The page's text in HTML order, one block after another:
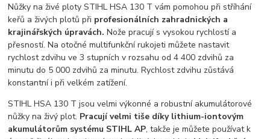
Nůžky na živé ploty STIHL HSA 130 T vám pomohou při stříhání
keřů a živých plotů při profesionálních zahradnických a
krajinářských úpravách. Nože pracují s vysokou rychlostí a
přesností. Na otočné multifunkční rukojeti můžete nastavit
rychlost zdvihu ve 3 stupních v rozsahu od 4 400 zdvihů za
minutu do 5 000 zdvihů za minutu. Rychlost zdvihu zůstává
konstantní i při velkém zatížení.
STIHL HSA 130 T jsou velmi výkonné a robustní akumulátorové
nůžky na živý plot. Pracují velmi tiše díky lithium-iontovým
akumulátorům systému STIHL AP, takže je můžete používat k